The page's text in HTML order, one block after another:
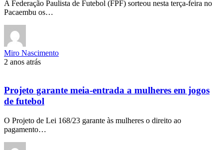
A Federação Paulista de Futebol (FPF) sorteou nesta terça-feira no
Pacaembu os…
Miro Nascimento
2 anos atrás
Projeto garante meia-entrada a mulheres em jogos
de futebol
O Projeto de Lei 168/23 garante às mulheres o direito ao
pagamento…